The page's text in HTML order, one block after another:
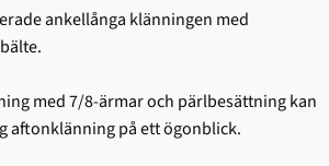
ankellånga klänningen med
med 7/8-ärmar och pärlbesättning kan
aftonklänning på ett ögonblick.